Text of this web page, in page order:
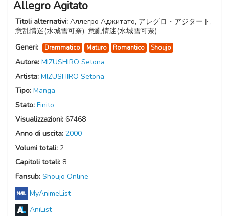
Allegro Agitato
Titoli alternativi: Аллегро Аджитато, アレグロ・アジタート,
意乱情迷(水城雪可奈), 意亂情迷(水城雪可奈)
Generi:
Drammatico Maturo Romantico Shoujo
Autore: MIZUSHIRO Setona
Artista: MIZUSHIRO Setona
Tipo: Manga
Stato: Finito
Visualizzazioni: 67468
Anno di uscita: 2000
Volumi totali: 2
Capitoli totali: 8
Fansub: Shoujo Online
MyAnimeList
AniList